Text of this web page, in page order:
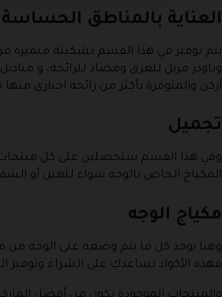
العناية بالمناطق الحساسة
يتم توفير في هذا القسم تشكيلة متميزة
أركن والمتوفرة بأكثر من رائحه اختاري
تجميل
وفي هذا القسم ستحصلين على كل منتجات
المكياج الخاص بالوجه سواء للعين أو
مكياج الوجه
وهنا يوجد كل ما يتم وضعه على الوجه
فهذه الأكواد تساعدكِ على الشراء وتوفير